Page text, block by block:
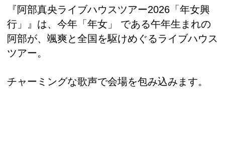
『阿部真央ライブハウスツアー2026「年女興
行」』は、今年「年女」 である午年生まれの
阿部が、颯爽と全国を駆けめぐるライブハウス
ツアー。
チャーミングな歌声で会場を包み込みます。